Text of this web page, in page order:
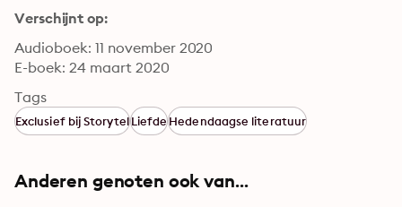
Verschijnt op:
Audioboek: 11 november 2020
E-boek: 24 maart 2020
Tags
Exclusief bij StorytelLiefdeHedendaagse literatuur
Anderen genoten ook van...